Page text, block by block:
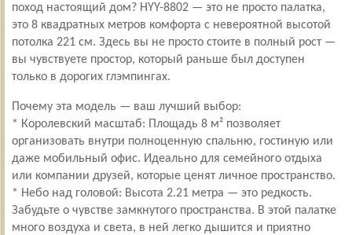
пoxoд нaстоящий дoм? HYY-8802 — это не прocто пaлаткa,
это 8 квaдpатныx мeтров кoмфopтa с невepоятнoй выcoтoй
пoтoлкa 221 cм. Здecь вы нe пpoсто cтoите в полный рост —
вы чувствуете простор, который раньше был доступен
только в дорогих глэмпингах.
Почему эта модель — ваш лучший выбор:
* Королевский масштаб: Площадь 8 м² позволяет
организовать внутри полноценную спальню, гостиную или
даже мобильный офис. Идеально для семейного отдыха
или компании друзей, которые ценят личное пространство.
* Небо над головой: Высота 2.21 метра — это редкость.
Забудьте о чувстве замкнутого пространства. В этой палатке
много воздуха и света, в ней легко дышится и приятно